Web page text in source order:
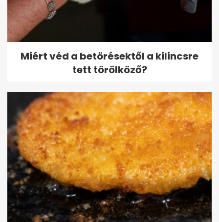
Miért véd a betörésektől a kilincsre
tett törölköző?